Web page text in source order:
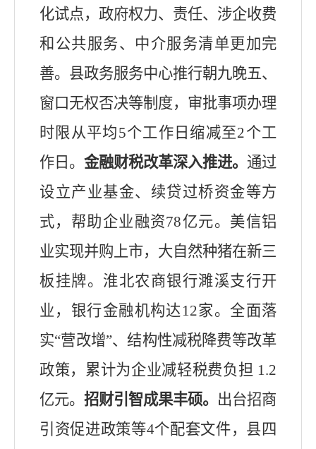
化试点，政府权力、责任、涉企收费
和公共服务、中介服务清单更加完
善。 县政务服务中心推行朝九晚五、
窗口无权否决等制度，审批事项办理
时限从平均5个工作日缩减至2个工
作日。 金融财税改革深入推进。 通过
设立产业基金、 续贷过桥资金等方
式，帮助企业融资78亿元。 美信铝
业实现并购上市，大自然种猪在新三
板挂牌。 淮北农商银行濉溪支行开
业，银行金融机构达 12家。全面落
实“营改增”、结构性减税降费等改革
政策，累计为企业减轻税费负担 1.2
亿元。 招财引智成果丰硕。 出台招商
引资促进政策等4个配套文件，县四